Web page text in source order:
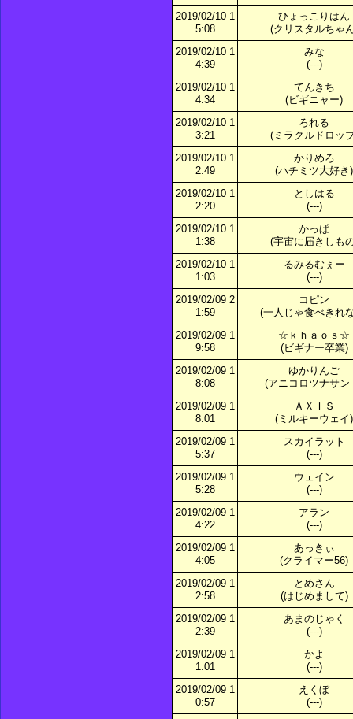
2019/02/10 1
5:08
ひょっこりはん
(クリスタルちゃ
2019/02/10 1
4:39
みな
(---)
2019/02/10 1
4:34
てんきち
(ビギニャー)
2019/02/10 1
3:21
ろれる
(ミラクルドロッ
2019/02/10 1
2:49
かりめろ
(ハチミツ大好き)
2019/02/10 1
2:20
としはる
(---)
2019/02/10 1
1:38
かっぱ
(宇宙に届きしも
2019/02/10 1
1:03
るみるむぇー
(---)
2019/02/09 2
1:59
コピン
(一人じゃ食べきれ
2019/02/09 1
9:58
☆ｋｈａｏｓ☆
(ビギナー卒業)
2019/02/09 1
8:08
ゆかりんご
(アニコロツナサン
2019/02/09 1
8:01
ＡＸＩＳ
(ミルキーウェイ)
2019/02/09 1
5:37
スカイラット
(---)
2019/02/09 1
5:28
ウェイン
(---)
2019/02/09 1
4:22
アラン
(---)
2019/02/09 1
4:05
あっきぃ
(クライマー56)
2019/02/09 1
2:58
とめさん
(はじめまして)
2019/02/09 1
2:39
あまのじゃく
(---)
2019/02/09 1
1:01
かよ
(---)
2019/02/09 1
0:57
えくぼ
(---)